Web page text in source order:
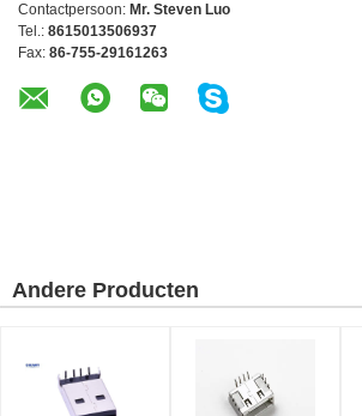
Contactpersoon: Mr. Steven Luo
Tel.: 8615013506937
Fax: 86-755-29161263
Andere Producten